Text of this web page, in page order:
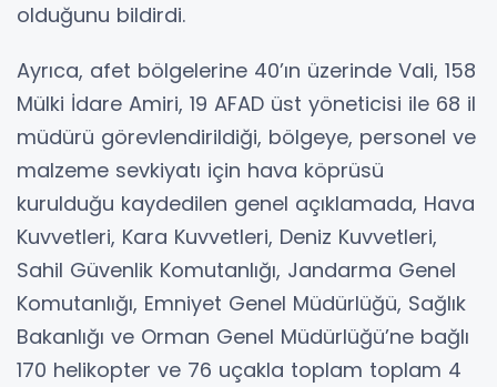
olduğunu bildirdi.
Ayrıca, afet bölgelerine 40’ın üzerinde Vali, 158
Mülki İdare Amiri, 19 AFAD üst yöneticisi ile 68 il
müdürü görevlendirildiği, bölgeye, personel ve
malzeme sevkiyatı için hava köprüsü
kurulduğu kaydedilen genel açıklamada, Hava
Kuvvetleri, Kara Kuvvetleri, Deniz Kuvvetleri,
Sahil Güvenlik Komutanlığı, Jandarma Genel
Komutanlığı, Emniyet Genel Müdürlüğü, Sağlık
Bakanlığı ve Orman Genel Müdürlüğü’ne bağlı
170 helikopter ve 76 uçakla toplam toplam 4